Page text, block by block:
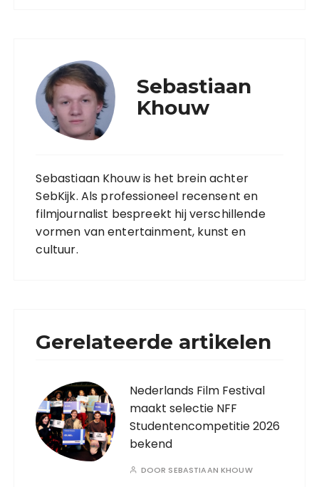
Sebastiaan
Khouw
Sebastiaan Khouw is het brein achter
SebKijk. Als professioneel recensent en
filmjournalist bespreekt hij verschillende
vormen van entertainment, kunst en
cultuur.
Gerelateerde artikelen
Nederlands Film Festival
maakt selectie NFF
Studentencompetitie 2026
bekend
DOOR SEBASTIAAN KHOUW